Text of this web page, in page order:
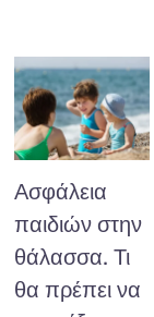
προστατέψετε
τα
παιδιά!
Ασφάλεια
παιδιών στην
θάλασσα. Τι
θα πρέπει να